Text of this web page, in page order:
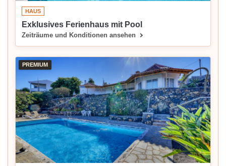
HAUS
Exklusives Ferienhaus mit Pool
Zeiträume und Konditionen ansehen
PREMIUM